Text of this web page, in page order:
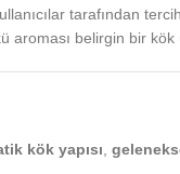
tarafından
aroması belirgin bir
kök yapısı